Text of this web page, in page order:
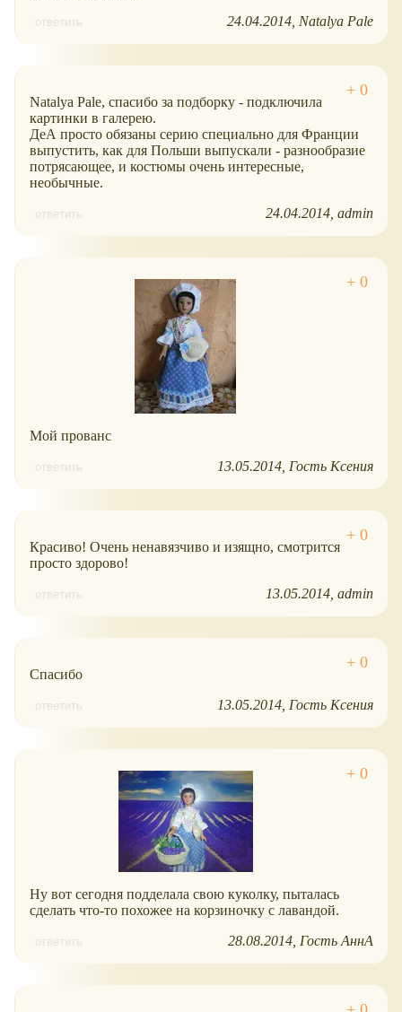
ответить 24.04.2014 Natalya Pale
Natalya Pale, спасибо за подборку - подключила
картинки в галерею.
ДеА просто обязаны серию специально для Франции
выпустить, как для Польши выпускали - разнообразие
потрясающее, и костюмы очень интересные,
необычные.
ответить 24.04.2014 admin
Мой прованс
ответить 13.05.2014 Гость Ксения
Красиво! Очень ненавязчиво и изящно, смотрится
просто здорово!
ответить 13.05.2014 admin
Спасибо
ответить 13.05.2014 Гость Ксения
Ну вот сегодня подделала свою куколку, пыталась
сделать что-то похожее на корзиночку с лавандой.
ответить 28.08.2014 Гость АннА